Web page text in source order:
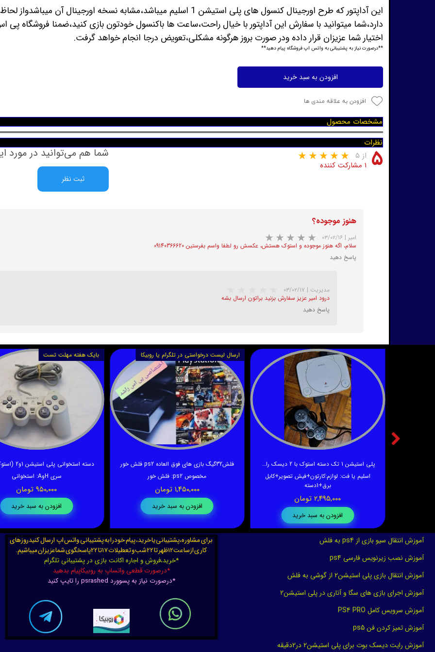
این آداپتور که طرح اورجینال کنسول های پلی استیشن 1 اسلیم میباشد،مشابه نسخه
اختیار شما عزیزان قرار داده ودر صورت بروز هرگونه مشکلی،تعویض درجا انجام خواهد گرفت.
**درصورت نیاز به پشتیبانی به واتس اپ فروشگاه پیام دهید**
افزودن به سبد خرید
افزودن به علاقه مندی ها
مشخصات محصول
نظرات
۵ از ۵
۱ مشارکت کننده
شما هم می‌توانید در مورد
ثبت نظر
هنوز موجوده؟
امیر | ۰۳/۰۲/۱۶
سلام، اگه هنوز موجوده و استوک هستش، عکسش رو لطفا واسم بفرستین 09140366620
پاسخ دهید
مدیریت | ۰۳/۰۲/۱۷
★
درود امیر عزیز سفارش بزنید براتون ارسال بشه
پاسخ دهید
سری HوA
: استخوانی
۹۵۰,۰۰۰ تومان
افزودن به سبد خرید
بایک هفته مهلت تست
فلش32گیگ بازی های فوق العاده ps2 فلش خور
مخصوص ps2
: فلش خور
۱,۴۵۰,۰۰۰ تومان
افزودن به سبد خرید
ارسال لیست درخواستی در تلگرام یا روبیکا
پلی استیشن 1 تک دسته استوک با 2 دیسک رایگان
اسلیم یا فت: لوازم:کارتون+فیش تصویر+کابل
برق+1دسته
۲,۴۹۵,۰۰۰ تومان
افزودن به سبد خرید
آموزش انتقال سیو بازی از ps4 به فلش
آموزش نصب زیرنویس فارسی ps4
آموزش انتقال بازی پلی استیشن2 از گوشی به فلش
آموزش اجرای بازی های سگا و آتاری در پلی استیشن2
آموزش سرویس کامل PS4 PRO
آموزش تمیز کردن فن ps5
آموزش رایت دیسک بوت برای پلی استیشن2 در2دقیقه
برای مشاوره،پشتیبانی یا خرید، پیام خودرا به پشتیبانی واتس اپ ارسال کنیدروزهای
کاری ازساعت12ظهر تا 22شب و تعطیلات 17تا 22پاسخگوی شماعزیزان میباشیم.
*خرید،فروش و اجاره اکانت بازی در پشتیبانی تلگرام
*درصورت قطعی واتساپ به روبیکاپیام بدهید
*درصورت نیاز به پسوورد psrashed را تایپ کنید